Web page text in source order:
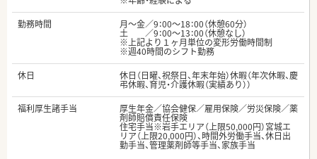
勤務時間
月～金／9：00～18：00（休憩60分）
土 ／9：00～13：00（休憩なし）
※上記より１ヶ月単位の変形労働時間制
※週40時間のシフト勤務
休日
休日（日曜、祝祭日、年末年始）休暇（年次休暇、慶
弔休暇、育児・介護休暇（実績あり））
福利厚生諸手当
厚生年金／協会健保／雇用保険／労災保険／薬
剤師賠償責任保険
住宅手当※岩手エリア（上限50,000円）宮城エ
リア（上限20,000円）、時間外労働手当、休日出
勤手当、管理薬剤師等手当、家族手当